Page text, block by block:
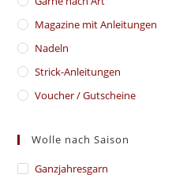
Magazine mit Anleitungen
Nadeln
Strick-Anleitungen
Voucher / Gutscheine
Wolle nach Saison
Ganzjahresgarn